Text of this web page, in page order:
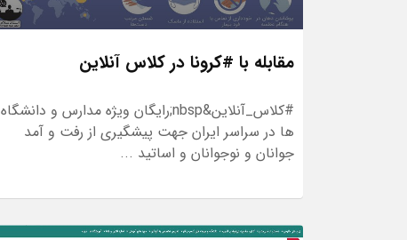
مقابله با #کرونا در کلاس آنلاین
#کلاس_آنلاین&nbsp;رایگان ویژه مدارس و دانشگاه
ها در سراسر ایران جهت پیشگیری از رفت و آمد
جوانان و نوجوانان و اساتید ...